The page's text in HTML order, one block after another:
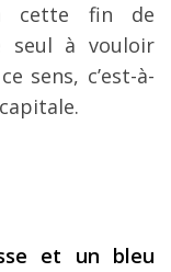
cette fin de
seul à vouloir
sens, c’est-à-
et un bleu